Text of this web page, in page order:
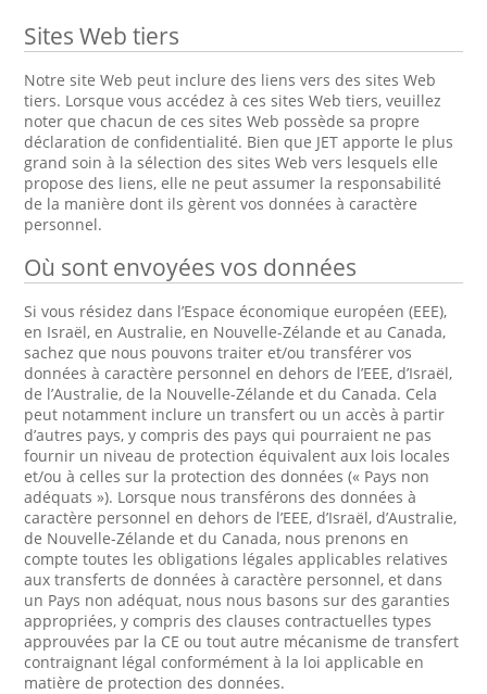
Sites Web tiers
Notre site Web peut inclure des liens vers des sites Web
tiers. Lorsque vous accédez à ces sites Web tiers, veuillez
noter que chacun de ces sites Web possède sa propre
déclaration de confidentialité. Bien que JET apporte le plus
grand soin à la sélection des sites Web vers lesquels elle
propose des liens, elle ne peut assumer la responsabilité
de la manière dont ils gèrent vos données à caractère
personnel.
Où sont envoyées vos données
Si vous résidez dans l’Espace économique européen (EEE),
en Israël, en Australie, en Nouvelle-Zélande et au Canada,
sachez que nous pouvons traiter et/ou transférer vos
données à caractère personnel en dehors de l’EEE, d’Israël,
de l’Australie, de la Nouvelle-Zélande et du Canada. Cela
peut notamment inclure un transfert ou un accès à partir
d’autres pays, y compris des pays qui pourraient ne pas
fournir un niveau de protection équivalent aux lois locales
et/ou à celles sur la protection des données (« Pays non
adéquats »). Lorsque nous transférons des données à
caractère personnel en dehors de l’EEE, d’Israël, d’Australie,
de Nouvelle-Zélande et du Canada, nous prenons en
compte toutes les obligations légales applicables relatives
aux transferts de données à caractère personnel, et dans
un Pays non adéquat, nous nous basons sur des garanties
appropriées, y compris des clauses contractuelles types
approuvées par la CE ou tout autre mécanisme de transfert
contraignant légal conformément à la loi applicable en
matière de protection des données.